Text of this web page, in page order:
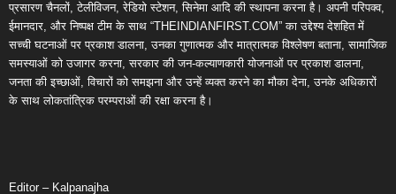
प्रसारण चैनलों, टेलीविजन, रेडियो स्टेशन, सिनेमा आदि की स्थापना करना है। अपनी परिपक्व,
ईमानदार, और निष्पक्ष टीम के साथ “THEINDIANFIRST.COM” का उद्देश्य देशहित में
सच्ची घटनाओं पर प्रकाश डालना, उनका गुणात्मक और मात्रात्मक विश्लेषण बताना, सामाजिक
समस्याओं को उजागर करना, सरकार की जन-कल्याणकारी योजनाओं पर प्रकाश डालना,
जनता की इच्छाओं, विचारों को समझना और उन्हें व्यक्त करने का मौका देना, उनके अधिकारों
के साथ लोकतांत्रिक परम्पराओं की रक्षा करना है।
Editor – Kalpanajha